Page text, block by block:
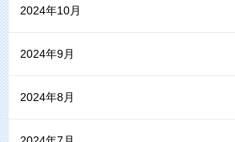
2024年10月
2024年9月
2024年8月